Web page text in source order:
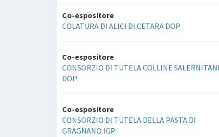
Co-espositore
COLATURA DI ALICI DI CETARA DOP
Co-espositore
CONSORZIO DI TUTELA COLLINE
DOP
Co-espositore
CONSORZIO DI TUTELA DELLA PASTA DI
GRAGNANO IGP